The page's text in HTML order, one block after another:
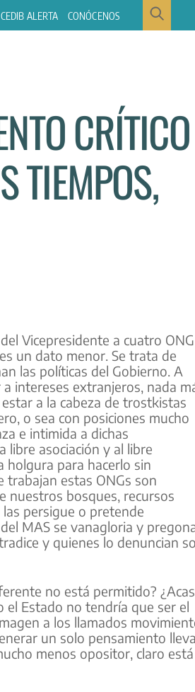
CEDIB ALERTA CONÓCENOS
CRÍTICO
TIEMPOS,
Vicepresidente a cuatro
un dato menor. Se trata de
las políticas del Gobierno. A
intereses extranjeros, nada
a la cabeza de trostkistas
o sea con posiciones mucho
e intimida a dichas
libre asociación y al libre
holgura para hacerlo sin
trabajan estas ONGs son
nuestros bosques, recursos
persigue o pretende
MAS se vanagloria y
y quienes lo denuncian
no está permitido?
el Estado no tendría que ser el
a los llamados
un solo pensamiento
menos opositor, claro está